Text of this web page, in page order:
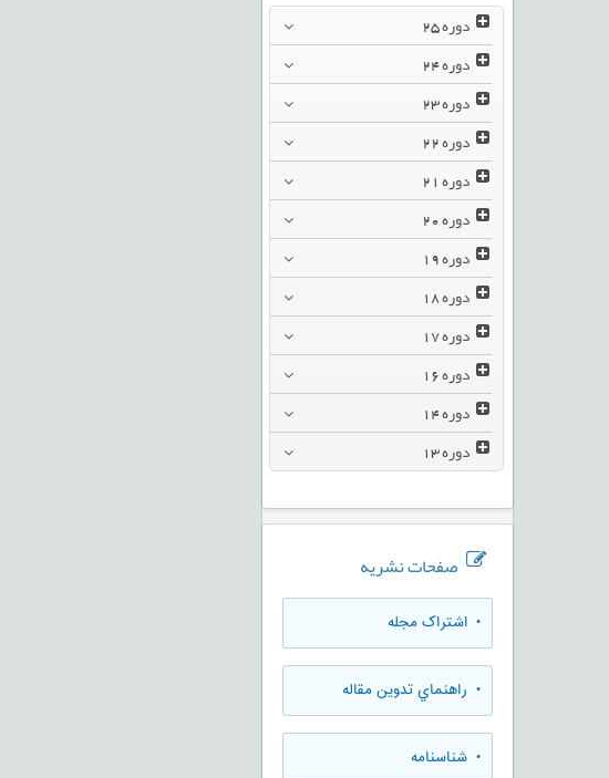
دوره
دوره
دوره
دوره
دوره
دوره
دوره
دوره
دوره
دوره
دوره
دوره
صفحات نشریه
• اشتراک مجله
• راهنماي تدوين مقاله
• شناسنامه